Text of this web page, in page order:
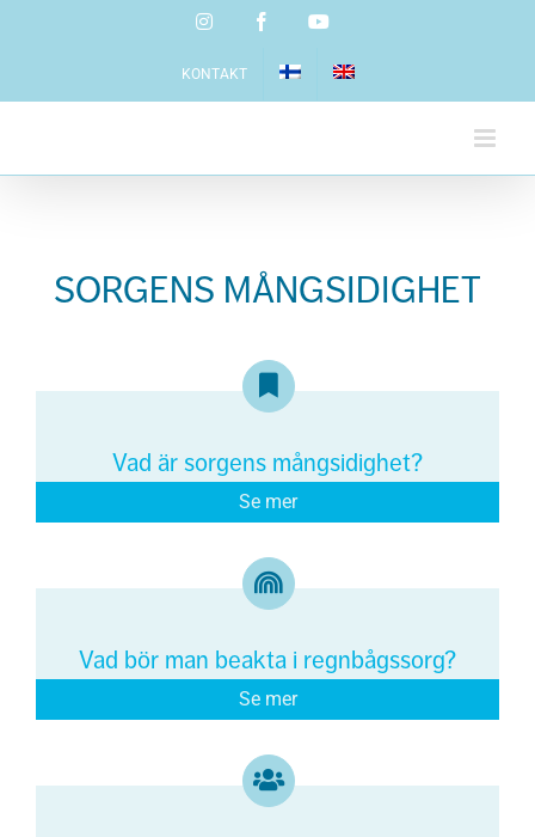
InstagramFacebookYouTube
KONTAKT
SORGENS MÅNGSIDIGHET
Vad är sorgens mångsidighet?
Se mer
Vad bör man beakta i regnbågssorg?
Se mer